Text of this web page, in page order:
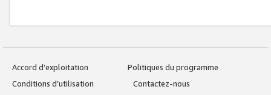
Accord d’exploitation
Politiques du programme
Conditions d’utilisation
Contactez-nous